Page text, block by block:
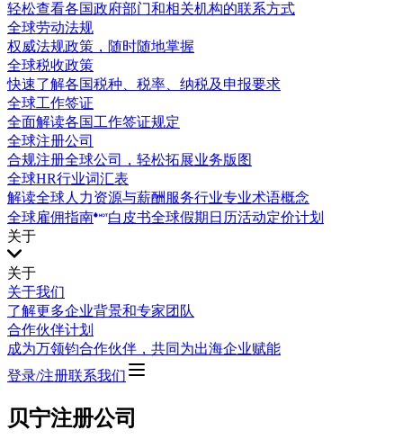
轻松查看各国政府部门和相关机构的联系方式
全球劳动法规
权威法规政策，随时随地掌握
全球税收政策
快速了解各国税种、税率、纳税及申报要求
全球工作签证
全面解读各国工作签证规定
全球注册公司
合规注册全球公司，轻松拓展业务版图
全球HR行业词汇表
解读全球人力资源与薪酬服务行业专业术语概念
全球雇佣指南
白皮书全球假期日历活动定价计划
关于
关于
关于我们
了解更多企业背景和专家团队
合作伙伴计划
成为万领钧合作伙伴，共同为出海企业赋能
登录/注册联系我们
贝宁注册公司